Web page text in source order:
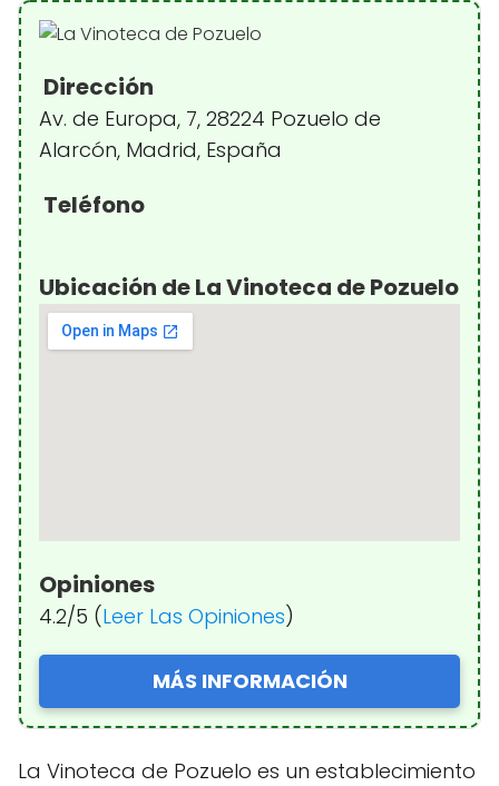
Dirección
Av. de Europa, 7, 28224 Pozuelo de
Alarcón, Madrid, España
Teléfono
Ubicación de La Vinoteca de Pozuelo
Opiniones
4.2/5 (Leer Las Opiniones)
MÁS INFORMACIÓN
La Vinoteca de Pozuelo es un establecimiento